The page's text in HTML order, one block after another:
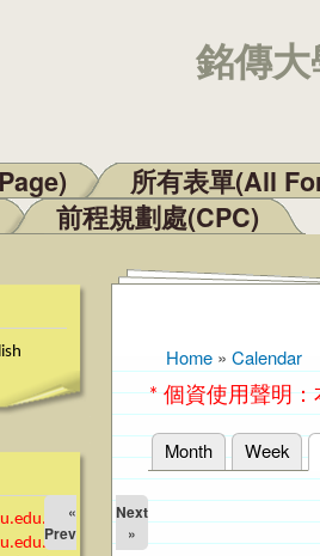
銘傳
所有表單(All
前程規劃處(CPC)
You are here
Home » Calendar
* 個資使用聲明
Primary tabs
Month Week
«
Prev
Next
»